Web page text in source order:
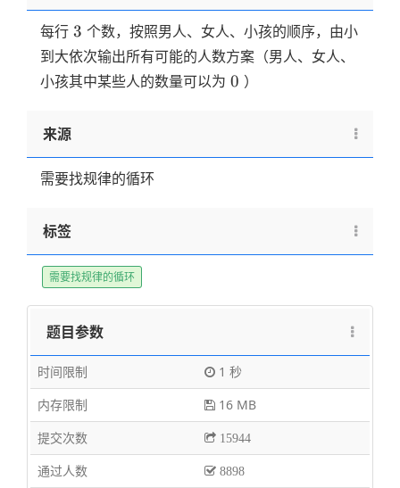
每行 3
3 个数，按照男人、女人、小孩的顺序，由小
到大依次输出所有可能的人数方案（男人、女人、
小孩其中某些人的数量可以为 0
0 ）
来源
需要找规律的循环
标签
需要找规律的循环
题目参数
时间限制
1 秒
内存限制
16 MB
提交次数
15944
通过人数 8898